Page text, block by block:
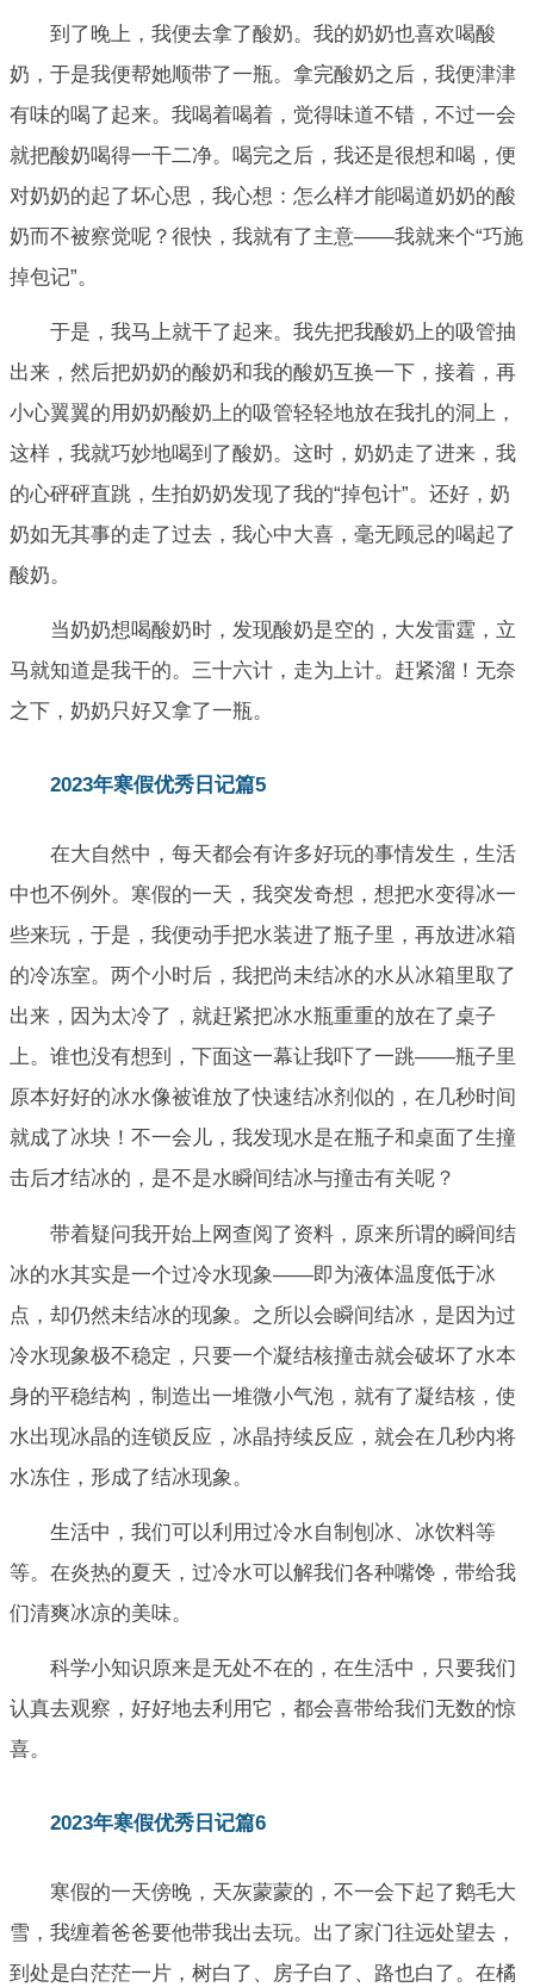
到了晚上，我便去拿了酸奶。我的奶奶也喜欢喝酸
奶，于是我便帮她顺带了一瓶。拿完酸奶之后，我便津津
有味的喝了起来。我喝着喝着，觉得味道不错，不过一会
就把酸奶喝得一干二净。喝完之后，我还是很想和喝，便
对奶奶的起了坏心思，我心想：怎么样才能喝道奶奶的酸
奶而不被察觉呢？很快，我就有了主意——我就来个“巧施
掉包记”。
于是，我马上就干了起来。我先把我酸奶上的吸管抽
出来，然后把奶奶的酸奶和我的酸奶互换一下，接着，再
小心翼翼的用奶奶酸奶上的吸管轻轻地放在我扎的洞上，
这样，我就巧妙地喝到了酸奶。这时，奶奶走了进来，我
的心砰砰直跳，生拍奶奶发现了我的“掉包计”。还好，奶
奶如无其事的走了过去，我心中大喜，毫无顾忌的喝起了
酸奶。
当奶奶想喝酸奶时，发现酸奶是空的，大发雷霆，立
马就知道是我干的。三十六计，走为上计。赶紧溜！无奈
之下，奶奶只好又拿了一瓶。
2023年寒假优秀日记篇5
在大自然中，每天都会有许多好玩的事情发生，生活
中也不例外。寒假的一天，我突发奇想，想把水变得冰一
些来玩，于是，我便动手把水装进了瓶子里，再放进冰箱
的冷冻室。两个小时后，我把尚未结冰的水从冰箱里取了
出来，因为太冷了，就赶紧把冰水瓶重重的放在了桌子
上。谁也没有想到，下面这一幕让我吓了一跳——瓶子里
原本好好的冰水像被谁放了快速结冰剂似的，在几秒时间
就成了冰块！不一会儿，我发现水是在瓶子和桌面了生撞
击后才结冰的，是不是水瞬间结冰与撞击有关呢？
带着疑问我开始上网查阅了资料，原来所谓的瞬间结
冰的水其实是一个过冷水现象——即为液体温度低于冰
点，却仍然未结冰的现象。之所以会瞬间结冰，是因为过
冷水现象极不稳定，只要一个凝结核撞击就会破坏了水本
身的平稳结构，制造出一堆微小气泡，就有了凝结核，使
水出现冰晶的连锁反应，冰晶持续反应，就会在几秒内将
水冻住，形成了结冰现象。
生活中，我们可以利用过冷水自制刨冰、冰饮料等
等。在炎热的夏天，过冷水可以解我们各种嘴馋，带给我
们清爽冰凉的美味。
科学小知识原来是无处不在的，在生活中，只要我们
认真去观察，好好地去利用它，都会喜带给我们无数的惊
喜。
2023年寒假优秀日记篇6
寒假的一天傍晚，天灰蒙蒙的，不一会下起了鹅毛大
雪，我缠着爸爸要他带我出去玩。出了家门往远处望去，
到处是白茫茫一片，树白了、房子白了、路也白了。在橘